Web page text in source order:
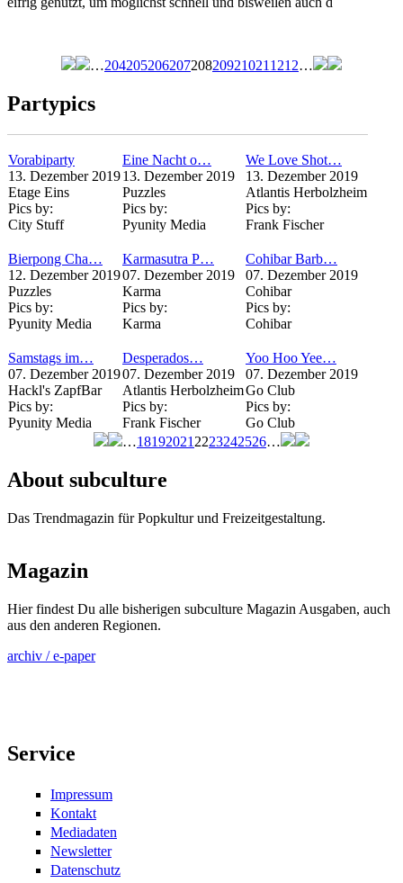
…204205206207208209210211 212…
Partypics
Vorabiparty
13. Dezember 2019
Etage Eins
Pics by:
City Stuff
Eine Nacht o…
13. Dezember 2019
Puzzles
Pics by:
Pyunity Media
We Love Shot…
13. Dezember 2019
Atlantis Herbolzheim
Pics by:
Frank Fischer
Bierpong Cha…
12. Dezember 2019
Puzzles
Pics by:
Pyunity Media
Karmasutra P…
07. Dezember 2019
Karma
Pics by:
Karma
Cohibar Barb…
07. Dezember 2019
Cohibar
Pics by:
Cohibar
Samstags im…
07. Dezember 2019
Hackl's ZapfBar
Pics by:
Pyunity Media
Desperados…
07. Dezember 2019
Atlantis Herbolzheim
Pics by:
Frank Fischer
Yoo Hoo Yee…
07. Dezember 2019
Go Club
Pics by:
Go Club
…18192021 2223242526…
About subculture
Das Trendmagazin für Popkultur und Freizeitgestaltung.
Magazin
Hier findest Du alle bisherigen subculture Magazin Ausgaben, auch
aus den anderen Regionen.
archiv / e-paper
Service
Impressum
Kontakt
Mediadaten
Newsletter
Datenschutz